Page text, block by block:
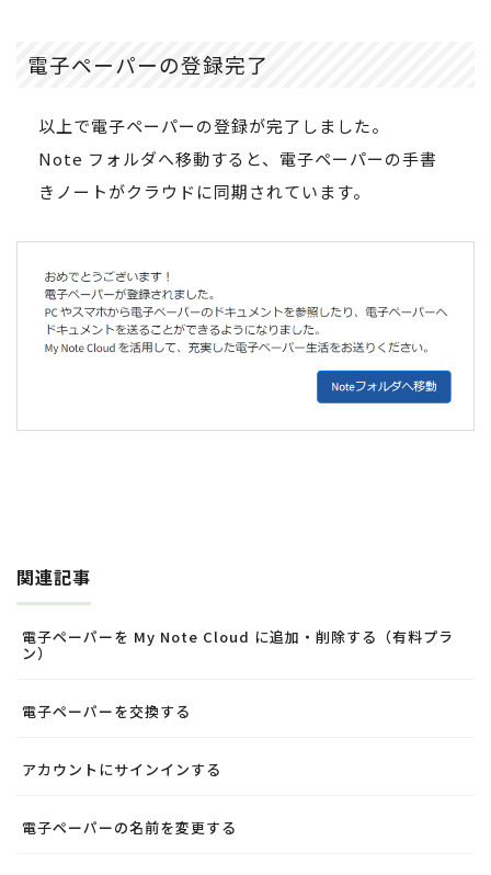
電子ペーパーの登録完了
以上で電子ペーパーの登録が完了しました。
Note フォルダへ移動すると、電子ペーパーの手書
きノートがクラウドに同期されています。
関連記事
電子ペーパーを My Note Cloud に追加・削除する（有料プラ
ン）
電子ペーパーを交換する
アカウントにサインインする
電子ペーパーの名前を変更する